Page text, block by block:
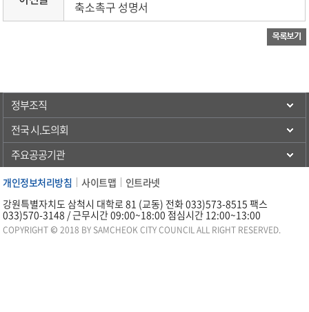
축소촉구 성명서
정부조직
전국 시.도의회
주요공공기관
개인정보처리방침 사이트맵
인트라넷
강원특별자치도 삼척시 대학로 81 (교동) 전화 033)573-8515 팩스
033)570-3148 / 근무시간 09:00~18:00 점심시간 12:00~13:00
COPYRIGHT © 2018 BY SAMCHEOK CITY COUNCIL ALL RIGHT RESERVED.